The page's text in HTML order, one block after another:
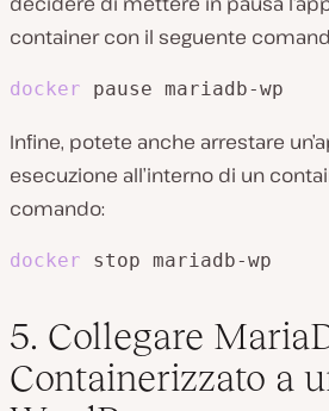
container con il seguente
docker pause mariadb-wp
Infine, potete anche arrestare
esecuzione all’interno di un
comando:
docker stop mariadb-wp
5. Collegare
Containerizzato a